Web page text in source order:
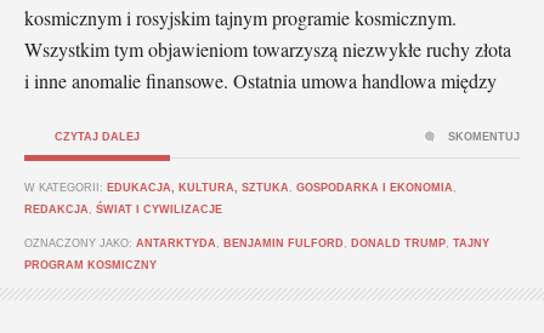
kosmicznym i rosyjskim tajnym programie kosmicznym.
Wszystkim tym objawieniom towarzyszą niezwykłe ruchy złota
i inne anomalie finansowe. Ostatnia umowa handlowa między
CZYTAJ DALEJ
W KATEGORII: EDUKACJA, KULTURA, SZTUKA GOSPODARKA I EKONOMIA
REDAKCJA
ŚWIAT I CYWILIZACJE
OZNACZONY JAKO: ANTARKTYDA BENJAMIN FULFORD DONALD TRUMP TAJNY
PROGRAM KOSMICZNY
SKOMENTUJ